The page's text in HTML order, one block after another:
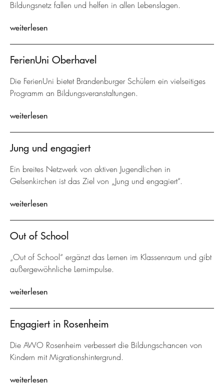
Bildungsnetz fallen und helfen in allen Lebenslagen.
weiterlesen
FerienUni Oberhavel
Die FerienUni bietet Brandenburger Schülern ein vielseitiges
Programm an Bildungsveranstaltungen.
weiterlesen
Jung und engagiert
Ein breites Netzwerk von aktiven Jugendlichen in
Gelsenkirchen ist das Ziel von „Jung und engagiert“.
weiterlesen
Out of School
„Out of School“ ergänzt das Lernen im Klassenraum und gibt
außergewöhnliche Lernimpulse.
weiterlesen
Engagiert in Rosenheim
Die AWO Rosenheim verbessert die Bildungschancen von
Kindern mit Migrationshintergrund.
weiterlesen